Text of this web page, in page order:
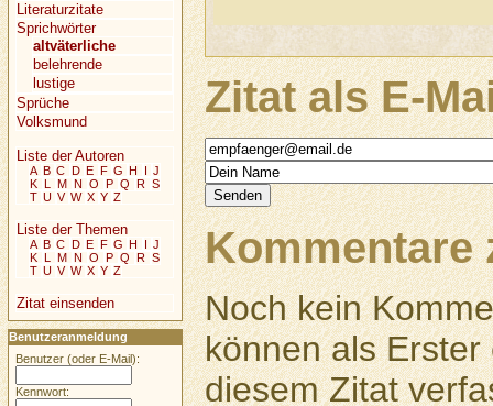
Zitat als E-
Kommentare
Noch kein
können als
diesem Zitat
Literaturzitate
Sprichwörter
altväterliche
belehrende
lustige
Sprüche
Volksmund
Liste der Autoren
A B C D E F G H I J
K L M N O P Q R S
T U V W X Y Z
Liste der Themen
A B C D E F G H I J
K L M N O P Q R S
T U V W X Y Z
Zitat einsenden
Benutzeranmeldung
Benutzer (oder E-Mail):
Kennwort: